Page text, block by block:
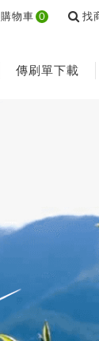
購物車 0 找
傳刷單下載